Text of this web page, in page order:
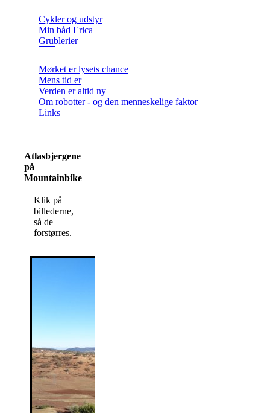
Cykler og udstyr
Min båd Erica
Grublerier
Mørket er lysets chance
Mens tid er
Verden er altid ny
Om robotter - og den menneskelige faktor
Links
Atlasbjergene
på
Mountainbike
Klik på
billederne,
så de
forstørres.